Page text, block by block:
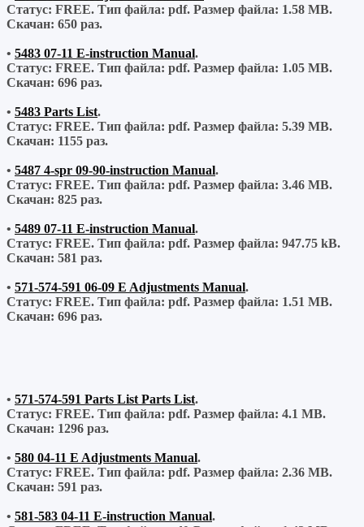
Статус: FREE. Тип файла: pdf. Размер файла: 1.58 MB.
Скачан: 650 раз.
• 5483 07-11 E-instruction Manual.
Статус: FREE. Тип файла: pdf. Размер файла: 1.05 MB.
Скачан: 696 раз.
• 5483 Parts List.
Статус: FREE. Тип файла: pdf. Размер файла: 5.39 MB.
Скачан: 1155 раз.
• 5487 4-spr 09-90-instruction Manual.
Статус: FREE. Тип файла: pdf. Размер файла: 3.46 MB.
Скачан: 825 раз.
• 5489 07-11 E-instruction Manual.
Статус: FREE. Тип файла: pdf. Размер файла: 947.75 kB.
Скачан: 581 раз.
• 571-574-591 06-09 E Adjustments Manual.
Статус: FREE. Тип файла: pdf. Размер файла: 1.51 MB.
Скачан: 696 раз.
• 571-574-591 Parts List Parts List.
Статус: FREE. Тип файла: pdf. Размер файла: 4.1 MB.
Скачан: 1296 раз.
• 580 04-11 E Adjustments Manual.
Статус: FREE. Тип файла: pdf. Размер файла: 2.36 MB.
Скачан: 591 раз.
• 581-583 04-11 E-instruction Manual.